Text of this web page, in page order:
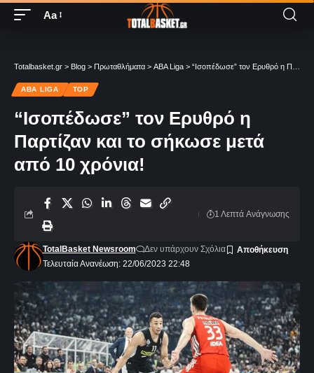
Aa
Totalbasket.gr > Blog > Πρωταθλήματα > ABA Liga > “Ισοπέδωσε” τον Ερυθρό η Παρτίζαν και το σήκωσε μετά από 10 χρόνια!
ABA LIGA TOP
“Ισοπέδωσε” τον Ερυθρό η
Παρτίζαν και το σήκωσε μετά
από 10 χρόνια!
Τελευταία Ανανέωση: 22/06/2023 22:48
TotalBasket Newsroom Δεν υπάρχουν Σχόλια
1 Λεπτά Aνάγνωσης